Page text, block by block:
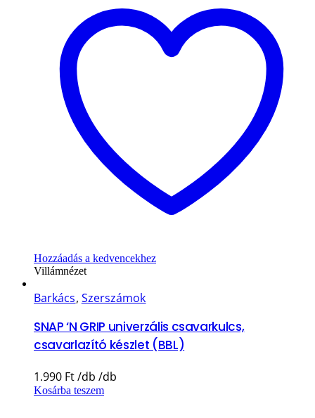
Hozzáadás a kedvencekhez
Villámnézet
Barkács, Szerszámok
SNAP ‘N GRIP univerzális csavarkulcs,
csavarlazító készlet (BBL)
1.990 Ft
Kosárba teszem